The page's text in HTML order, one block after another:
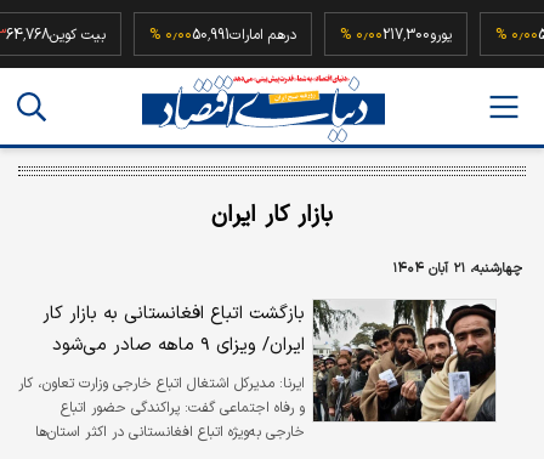
۰٫۰۰ % یورو217,300۰٫۰۰ % درهم امارات50,991۰٫۰۰ % بیت کوین
بازار کار ایران
چهارشنبه، ۲۱ آبان ۱۴۰۴
بازگشت اتباع افغانستانی به بازار کار
ایران/ ویزای ۹ ماهه صادر می‌شود
ایرنا: مدیرکل اشتغال اتباع خارجی وزارت تعاون، کار
و رفاه اجتماعی گفت: پراکندگی حضور اتباع
خارجی به‌ویژه اتباع افغانستانی در اکثر استان‌ها